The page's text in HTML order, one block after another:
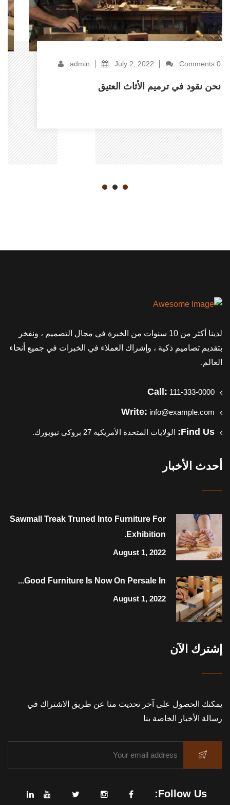
admin July 2, 2022 Comments 0
نحن نقود في ترميم الأثاث العتيق
لدينا أكثر من 10 سنوات من الخبرة في مجال التصميم ، ونفخر
بتقديم تصاميم ذكية ، وإشراك العملاء في الخبرات في جميع أنحاء
العالم.
Call: 111-333-0000
Write: info@example.com
Find Us: الولايات المتحدة الأمريكية 27 بروكى نيويورك.
أحدث الأخبار
Sawmall Treak Truned Into Furniture For
Exhibition.
August 1, 2022
Good Furniture Is Now On Persale In...
August 1, 2022
إشترك الآن
يمكنك الحصول على آخر تحديث منا عن طريق الاشتراك في
رسالة الأخبار الخاصة بنا
Follow Us: